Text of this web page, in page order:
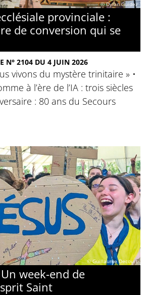
© Dylan Guidez
provinciale :
de conversion qui se
N° 2104 DU 4 JUIN 2026
vivons du mystère trinitaire » •
à l’ère de l’IA : trois siècles
: 80 ans du Secours
© Guillaume Decourt
week-end de
Saint